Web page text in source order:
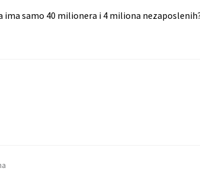
ima samo 40 milionera i 4 miliona